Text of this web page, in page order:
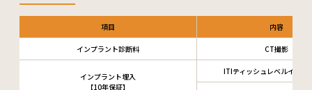
項目 内容
インプラント診断料 CT撮影
インプラント埋入
【10年保証】
ITIティッシュレベルインプ